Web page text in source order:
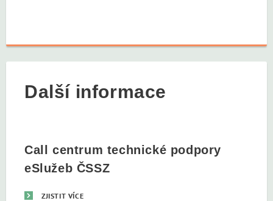
Další informace
Call centrum technické podpory
eSlužeb ČSSZ
ZJISTIT VÍCE